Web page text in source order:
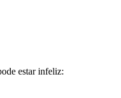
estar infeliz: